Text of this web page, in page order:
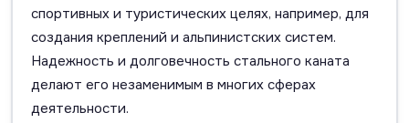
спортивных и туристических целях, например, для
создания креплений и альпинистских систем.
Надежность и долговечность стального каната
делают его незаменимым в многих сферах
деятельности.